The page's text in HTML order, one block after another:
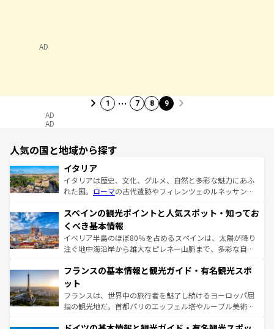
AD
1 … 7 8 9
AD
AD
人気の国と地域から探す
イタリア
イタリアは歴史、文化、グルメ、自然と多彩な魅力にあふ
れた国。 ローマの古代遺跡やフィレンツェのルネッサンス
ろん、トスカーナの美しい田園風景やアマルフィ海岸の絶
景など、自然景観も見逃せない。観光の合間には、本場の
ピザやパスタなど、絶品のイタリア料理を堪能することも
できる。朝目覚めてから夜眠るまで、すべての瞬間を楽し
なお、新着のイタリア情報はコンテンツ一覧を参照してほ
しい。
スペインの観光ポイントと人気スポット・知ってお
くべき基本情報
イベリア半島のほぼ80％を占めるスペインは、太陽が降り
注ぐ地中海沿岸から雄大なピレネー山脈まで、多彩な自然
文化が根付くこの国では、情熱的なフラメンコ、熱気あふ
れる闘牛、そして美味しいタパスが生活の一部となってい
る。首都マドリードの洗練された雰囲気や、バルセロナの
アートに溢れた街角から、地方では古代ローマ遺跡や中世
せる。地方によって風土や気候が異なるスペインはその個
フランスの基本情報と観光ガイド・有名観光スポ
ット
フランスは、世界中の旅行者を魅了し続けるヨーロッパ屈
指の観光地だ。首都パリのエッフェル塔やルーブル美術館